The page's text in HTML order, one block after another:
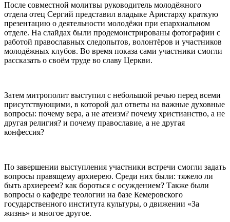
После совместной молитвы руководитель молодёжного
отдела отец Сергий представил владыке Аристарху краткую
презентацию о деятельности молодёжи при епархиальном
отделе. На слайдах были продемонстрированы фотографии с
работой православных следопытов, волонтёров и участников
молодёжных клубов. Во время показа сами участники смогли
рассказать о своём труде во славу Церкви.
Затем митрополит выступил с небольшой речью перед всеми
присутствующими, в которой дал ответы на важные духовные
вопросы: почему вера, а не атеизм? почему христианство, а не
другая религия? и почему православие, а не другая
конфессия?
По завершении выступления участники встречи смогли задать
вопросы правящему архиерею. Среди них были: тяжело ли
быть архиереем? как бороться с осуждением? Также были
вопросы о кафедре теологии на базе Кемеровского
государственного института культуры, о движении «За
жизнь» и многое другое.